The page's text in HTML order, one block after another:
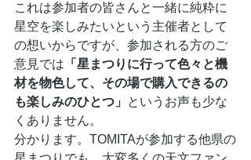
これは参加者の皆さんと一緒に純粋に
星空を楽しみたいという主催者として
の想いからですが、参加される方のご
意見では 「星まつりに行って色々と機
材を物色して、その場で購入できるの
も楽しみのひとつ」 というお声も少な
くありません。
分かります。TOMITAが参加する他県の